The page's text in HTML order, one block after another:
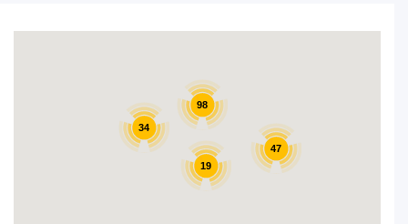
98
47
34
19